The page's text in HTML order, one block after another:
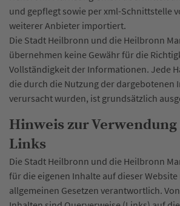
und gepflegt sowie per xml-Schnittstelle
weiterer Anbieter importiert.
Die Stadt Heilbronn und die Heilbronn
übernehmen keine Gewähr für die
Vollständigkeit der Informationen. Jede
die durch die Nutzung der dargebotenen
verursacht wurden, ist grundsätzlich
Hinweis zur
Links
Die Stadt Heilbronn und die Heilbronn
für die eigenen Inhalte auf dieser Website
allgemeinen Gesetzen verantwortlich.